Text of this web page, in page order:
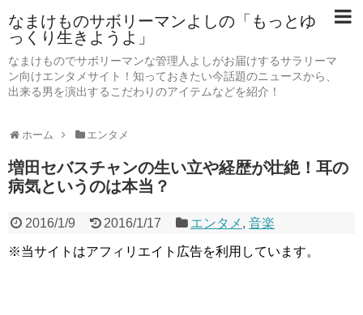
なまけものサボリーマンよしの「もっとゆ
っくり生きようよ」
なまけものでサボリーマンな管理人よしがお届けするサラリーマ
ン向けエンタメサイト！知っておきたい今話題のニュースから、
出来る男を演出するこだわりのアイテムなどを紹介！
ホーム エンタメ
増田セバスチャンの生い立や経歴が壮絶！耳の
病気というのは本当？
2016/1/9 2016/1/17 エンタメ ,音楽
※当サイトはアフィリエイト広告を利用しています。